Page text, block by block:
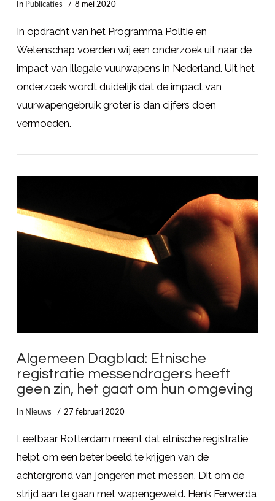
In Publicaties 8 mei 2020
In opdracht van het Programma Politie en
Wetenschap voerden wij een onderzoek uit naar de
impact van illegale vuurwapens in Nederland. Uit het
onderzoek wordt duidelijk dat de impact van
vuurwapengebruik groter is dan cijfers doen
vermoeden.
Algemeen Dagblad: Etnische
registratie messendragers heeft
geen zin, het gaat om hun omgeving
In Nieuws 27 februari 2020
Leefbaar Rotterdam meent dat etnische registratie
helpt om een beter beeld te krijgen van de
achtergrond van jongeren met messen. Dit om de
strijd aan te gaan met wapengeweld. Henk Ferwerda